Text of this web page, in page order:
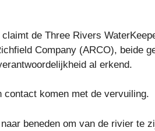
de Three Rivers
Company (ARCO), beide
al erkend.
komen met de vervuiling.
beneden om van de rivier te